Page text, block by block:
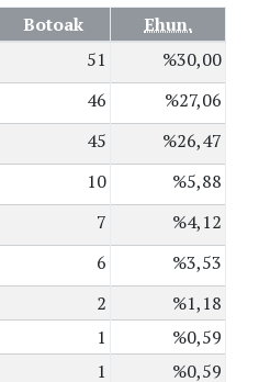
Botoak
Ehun.
51
%30,00
46
%27,06
45
%26,47
10
%5,88
7
%4,12
6
%3,53
2
%1,18
1
%0,59
1 %0,59